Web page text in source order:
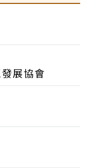
展協會